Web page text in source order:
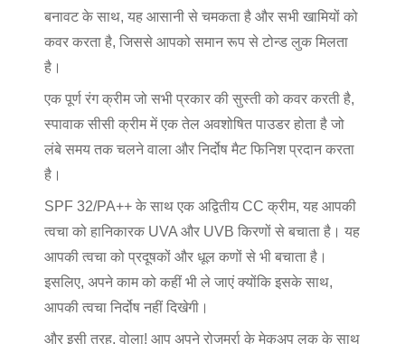
बनावट के साथ, यह आसानी से चमकता है और सभी खामियों को
कवर करता है, जिससे आपको समान रूप से टोन्ड लुक मिलता
है।
एक पूर्ण रंग क्रीम जो सभी प्रकार की सुस्ती को कवर करती है,
स्पावाक सीसी क्रीम में एक तेल अवशोषित पाउडर होता है जो
लंबे समय तक चलने वाला और निर्दोष मैट फिनिश प्रदान करता
है।
SPF 32/PA++ के साथ एक अद्वितीय CC क्रीम, यह आपकी
त्वचा को हानिकारक UVA और UVB किरणों से बचाता है। यह
आपकी त्वचा को प्रदूषकों और धूल कणों से भी बचाता है।
इसलिए, अपने काम को कहीं भी ले जाएं क्योंकि इसके साथ,
आपकी त्वचा निर्दोष नहीं दिखेगी।
और इसी तरह, वोला! आप अपने रोजमर्रा के मेकअप लुक के साथ